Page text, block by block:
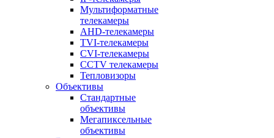
Мультиформатные
телекамеры
AHD-телекамеры
TVI-телекамеры
CVI-телекамеры
CCTV телекамеры
Тепловизоры
Объективы
Стандартные
объективы
Мегапиксельные
объективы